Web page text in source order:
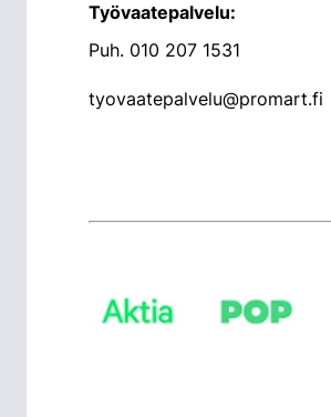
Työvaatepalvelu:
Puh. 010 207 1531
tyovaatepalvelu@promart.fi